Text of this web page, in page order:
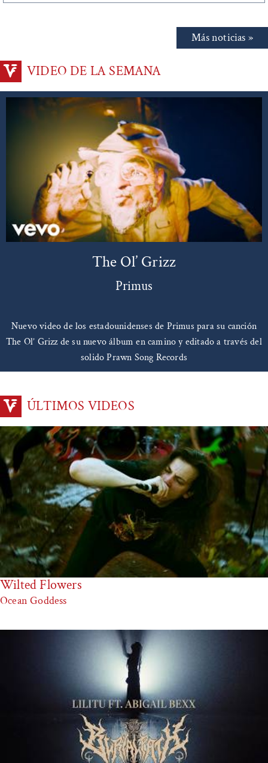
Más noticias »
VIDEO DE LA SEMANA
The Ol’ Grizz
Primus
Nuevo video de los estadounidenses de Primus para su canción
The Ol’ Grizz de su nuevo álbum en camino y editado a través del
solido Prawn Song Records
ÚLTIMOS VIDEOS
Wilted Flowers
Ocean Goddess